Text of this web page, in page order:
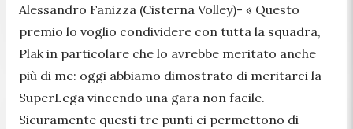
Alessandro Fanizza (Cisterna Volley)- « Questo
premio lo voglio condividere con tutta la squadra,
Plak in particolare che lo avrebbe meritato anche
più di me: oggi abbiamo dimostrato di meritarci la
SuperLega vincendo una gara non facile.
Sicuramente questi tre punti ci permettono di